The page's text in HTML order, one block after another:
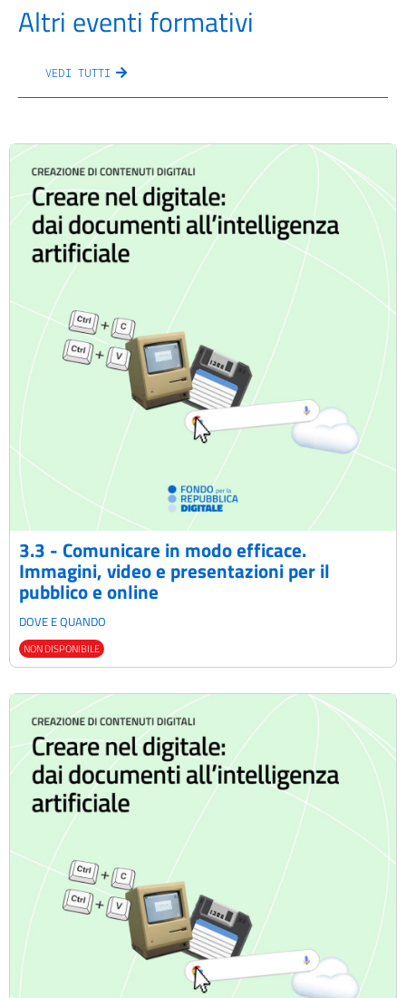
Altri eventi formativi
VEDI TUTTI
3.3 - Comunicare in modo efficace.
Immagini, video e presentazioni per il
pubblico e online
DOVE E QUANDO
NON DISPONIBILE